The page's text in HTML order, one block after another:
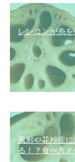
レンコンが糸
風邪や花粉症
る！？食べ方